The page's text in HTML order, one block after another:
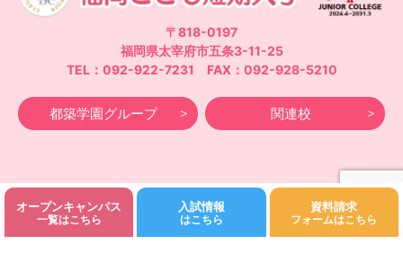
オープンキャンパス
一覧はこちら
入試情報
はこちら
資料請求
フォームはこちら
〒818-0197
福岡県太宰府市五条3-11-25
TEL：092-922-7231 FAX：092-928-5210
都築学園グループ 関連校
©Fukuoka Kodomo Junior College 都築学園.All rights reserved.